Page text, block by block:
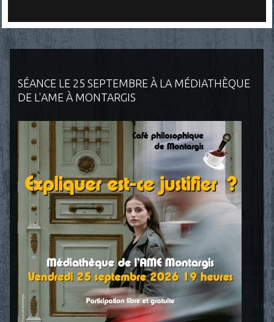
SÉANCE LE 25 SEPTEMBRE À LA MÉDIATHÈQUE
DE L'AME À MONTARGIS